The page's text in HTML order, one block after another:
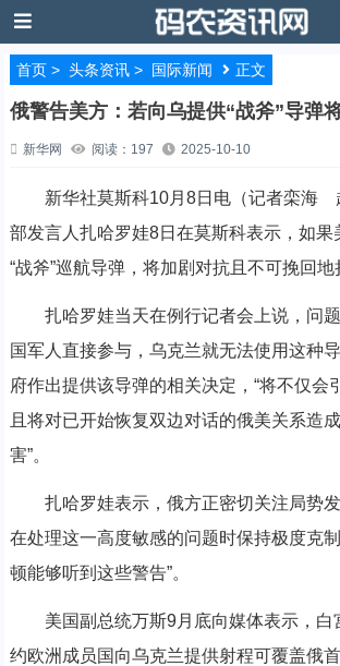
首页> 头条资讯> 国际新闻 正文
俄警告美方：若向乌提供“战斧”导弹
新华网 阅读：197 2025-10-10
新华社莫斯科10月8日电（记者栾海
部发言人扎哈罗娃8日在莫斯科表示，如果
“战斧”巡航导弹，将加剧对抗且不可挽回地
扎哈罗娃当天在例行记者会上说，问题
国军人直接参与，乌克兰就无法使用这种
府作出提供该导弹的相关决定，“将不仅会
且将对已开始恢复双边对话的俄美关系造
害”。
扎哈罗娃表示，俄方正密切关注局势发
在处理这一高度敏感的问题时保持极度克
顿能够听到这些警告”。
美国副总统万斯9月底向媒体表示，白
约欧洲成员国向乌克兰提供射程可覆盖俄